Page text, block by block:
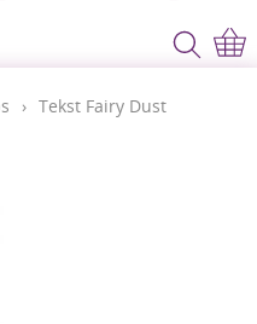
› Tekst Fairy Dust